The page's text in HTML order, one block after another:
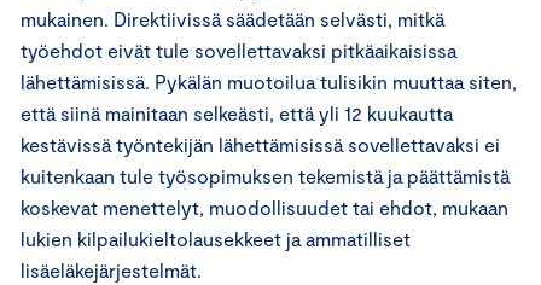
mukainen. Direktiivissä säädetään selvästi, mitkä
työehdot eivät tule sovellettavaksi pitkäaikaisissa
lähettämisissä. Pykälän muotoilua tulisikin muuttaa siten,
että siinä mainitaan selkeästi, että yli 12 kuukautta
kestävissä työntekijän lähettämisissä sovellettavaksi ei
kuitenkaan tule työsopimuksen tekemistä ja päättämistä
koskevat menettelyt, muodollisuudet tai ehdot, mukaan
lukien kilpailukieltolausekkeet ja ammatilliset
lisäeläkejärjestelmät.